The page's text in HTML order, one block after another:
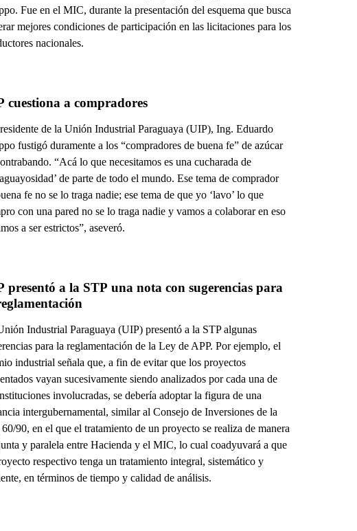
Fue en el MIC, durante la presentación del esquema que busca
mejores condiciones de participación en las licitaciones para los
nacionales.
cuestiona a compradores
de la Unión Industrial Paraguaya (UIP), Ing. Eduardo
fustigó duramente a los “compradores de buena fe” de azúcar
“Acá lo que necesitamos es una cucharada de
de parte de todo el mundo. Ese tema de comprador
fe no se lo traga nadie; ese tema de que yo ‘lavo’ lo que
con una pared no se lo traga nadie y vamos a colaborar en eso
a ser estrictos”, aseveró.
presentó a la STP una nota con sugerencias para
Industrial Paraguaya (UIP) presentó a la STP algunas
para la reglamentación de la Ley de APP. Por ejemplo, el
industrial señala que, a fin de evitar que los proyectos
vayan sucesivamente siendo analizados por cada una de
involucradas, se debería adoptar la figura de una
intergubernamental, similar al Consejo de Inversiones de la
90, en el que el tratamiento de un proyecto se realiza de manera
y paralela entre Hacienda y el MIC, lo cual coadyuvará a que
respectivo tenga un tratamiento integral, sistemático y
en términos de tiempo y calidad de análisis.